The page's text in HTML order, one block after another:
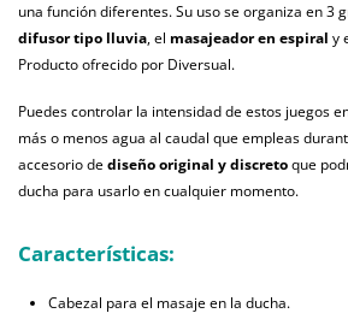
una función diferentes. Su uso se organiza en 3
difusor tipo lluvia, el masajeador en espiral y
Producto ofrecido por Diversual.
Puedes controlar la intensidad de estos juegos
más o menos agua al caudal que empleas
accesorio dediseño original y discretoque
ducha para usarlo en cualquier momento.
Características:
Cabezal para el masaje en la ducha.